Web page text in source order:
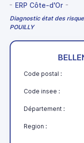
ERP Côte-d'Or
Diagnostic état des
POUILLY
Code postal :
Code insee :
Département :
Region :